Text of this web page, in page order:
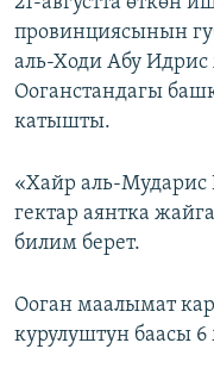
провинциясынын
аль-Ходи Абу
Ооганстандагы
катышты.
«Хайр аль-Мударис
гектар аянтка
билим берет.
Ооган маалымат
курулуштун баасы